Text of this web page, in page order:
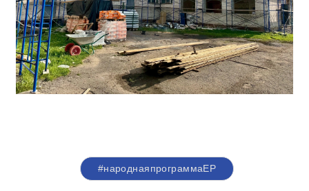
#народнаяпрограммаЕР